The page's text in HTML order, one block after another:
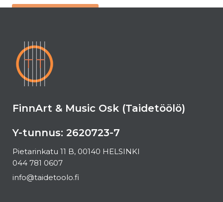
FinnArt & Music Osk (Taidetöölö)
Y-tunnus: 2620723-7
Pietarinkatu 11 B, 00140 HELSINKI
044 781 0607
info@taidetoolo.fi